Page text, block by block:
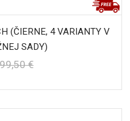
(ČIERNE, 4 VARIANTY V
SADY)
99,50 €